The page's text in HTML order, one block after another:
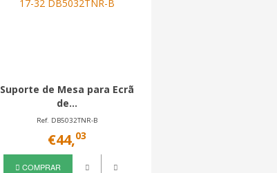
Suporte de Mesa para Ecrã
de...
Ref. DB5032TNR-B
€44,03
COMPRAR